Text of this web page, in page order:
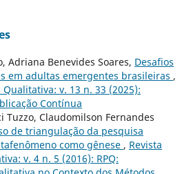
Adriana Benevides Soares, Desafios
em adultas emergentes brasileiras ,
Qualitativa: v. 13 n. 33 (2025):
Contínua
Tuzzo, Claudomilson Fernandes
de triangulação da pesquisa
como gênese , Revista
v. 4 n. 5 (2016): RPQ: